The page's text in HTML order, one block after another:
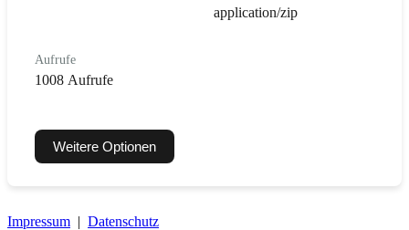
application/zip
Aufrufe
1008 Aufrufe
Weitere Optionen
Impressum | Datenschutz